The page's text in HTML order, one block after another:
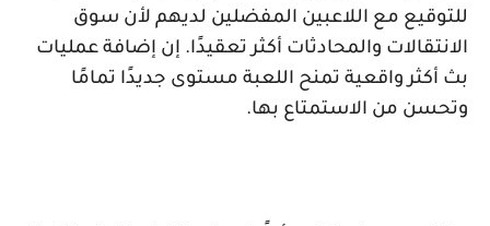
للتوقيع مع اللاعبين المفضلين لديهم لأن سوق
الانتقالات والمحادثات أكثر تعقيدًا. إن إضافة عمليات
بث أكثر واقعية تمنح اللعبة مستوى جديدًا تمامًا
وتحسن من الاستمتاع بها.